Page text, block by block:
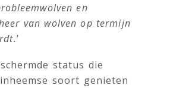
en
van wolven op termijn
’
status die
soort genieten